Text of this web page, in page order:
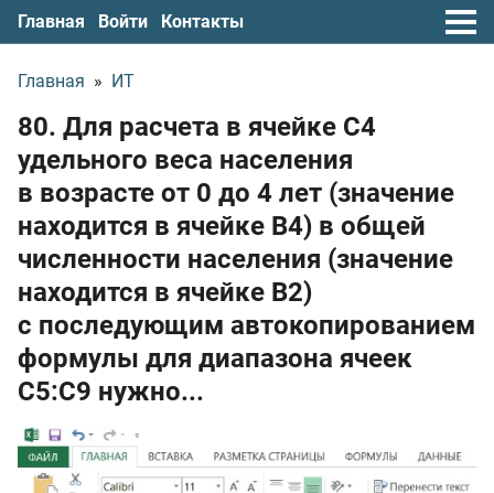
Главная Войти Контакты
Главная » ИТ
80. Для расчета в ячейке С4
удельного веса населения
в возрасте от 0 до 4 лет (значение
находится в ячейке B4) в общей
численности населения (значение
находится в ячейке B2)
с последующим автокопированием
формулы для диапазона ячеек
С5:С9 нужно...